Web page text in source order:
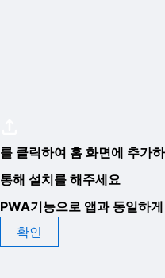
를 클릭하여 홈 화면에 추가
통해 설치를 해주세요
PWA기능으로 앱과 동일하
확인